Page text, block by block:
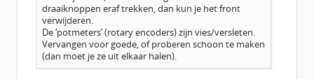
draaiknoppen eraf trekken, dan kun je het front
verwijderen.
De ‘potmeters’ (rotary encoders) zijn vies/versleten.
Vervangen voor goede, of proberen schoon te maken
(dan moet je ze uit elkaar halen).